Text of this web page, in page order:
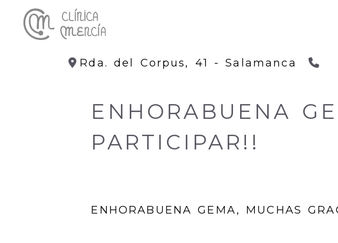
Rda. del Corpus, 41 -Salamanca
ENHORABUENA
PARTICIPAR!!
ENHORABUENA GEMA, MUCHAS